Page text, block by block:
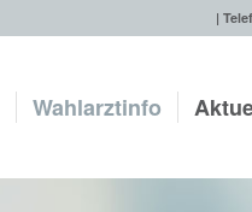
|
Wahlarztinfo